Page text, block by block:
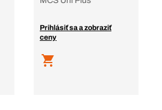
Prihlásiť sa a zobraziť
ceny